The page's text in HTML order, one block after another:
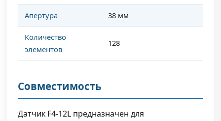
Апертура 38 мм
Количество
элементов
128
Совместимость
Датчик F4-12L предназначен для